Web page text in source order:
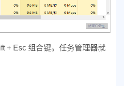
+ Esc 组合键。 任务管理器就